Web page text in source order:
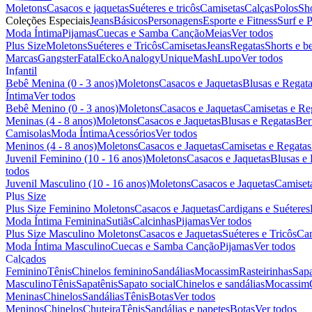
MoletonsCasacos e jaquetasSuéteres e tricôsCamisetasCalçasPolos
Coleções EspeciaisJeansBásicosPersonagensEsporte e FitnessSurf e
Moda ÍntimaPijamasCuecas e Samba CançãoMeiasVer todos
Plus SizeMoletonsSuéteres e TricôsCamisetasJeansRegatasShorts e
MarcasGangsterFatalEckoAnalogyUniqueMashLupoVer todos
Infantil
Bebê Menina (0 - 3 anos)MoletonsCasacos e JaquetasBlusas e
ÍntimaVer todos
Bebê Menino (0 - 3 anos)MoletonsCasacos e JaquetasCamisetas e
Meninas (4 - 8 anos)MoletonsCasacos e JaquetasBlusas e Regatas
CamisolasModa ÍntimaAcessóriosVer todos
Meninos (4 - 8 anos)MoletonsCasacos e JaquetasCamisetas e Regatas
Juvenil Feminino (10 - 16 anos)MoletonsCasacos e JaquetasBlusas e
todos
Juvenil Masculino (10 - 16 anos)MoletonsCasacos e Jaquetas
Plus Size
Plus Size Feminino MoletonsCasacos e JaquetasCardigans e Suéteres
Moda Íntima FemininaSutiãsCalcinhasPijamasVer todos
Plus Size Masculino MoletonsCasacos e JaquetasSuéteres e Tricôs
Moda Íntima MasculinoCuecas e Samba CançãoPijamasVer todos
Calçados
FemininoTênisChinelos femininoSandáliasMocassimRasteirinhas
MasculinoTênisSapatênisSapato socialChinelos e sandáliasMocassim
MeninasChinelosSandáliasTênisBotasVer todos
MeninosChinelosChuteiraTênisSandálias e papetesBotasVer todos